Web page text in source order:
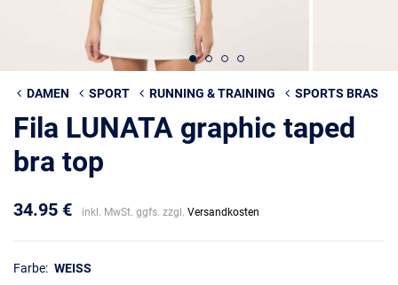
DAMEN SPORT RUNNING & TRAINING SPORTS BRAS
Fila LUNATA graphic taped
bra top
34.95 € inkl. MwSt. ggfs. zzgl. Versandkosten
Farbe: WEISS